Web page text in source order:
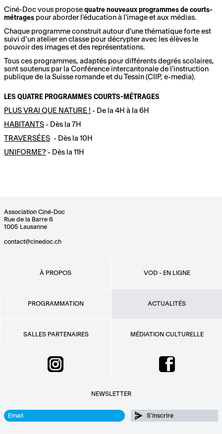
Ciné-Doc vous propose quatre nouveaux programmes de courts-
métrages pour aborder l'éducation à l'image et aux médias.
Chaque programme construit autour d'une thématique forte est
suivi d’un atelier en classe pour décrypter avec les élèves le
pouvoir des images et des représentations.
Tous ces programmes, adaptés pour différents degrés scolaires,
sont soutenus par la Conférence intercantonale de l'instruction
publique de la Suisse romande et du Tessin (CIIP, e-media).
LES QUATRE PROGRAMMES COURTS-MÉTRAGES
PLUS VRAI QUE NATURE ! - De la 4H à la 6H
HABITANTS - Dès la 7H
TRAVERSÉES - Dès la 10H
UNIFORME? - Dès la 11H
Association Ciné-Doc
Rue de la Barre 6
1005 Lausanne
contact@cinedoc.ch
À PROPOS VOD - EN LIGNE
PROGRAMMATION ACTUALITÉS
SALLES PARTENAIRES MÉDIATION CULTURELLE
NEWSLETTER